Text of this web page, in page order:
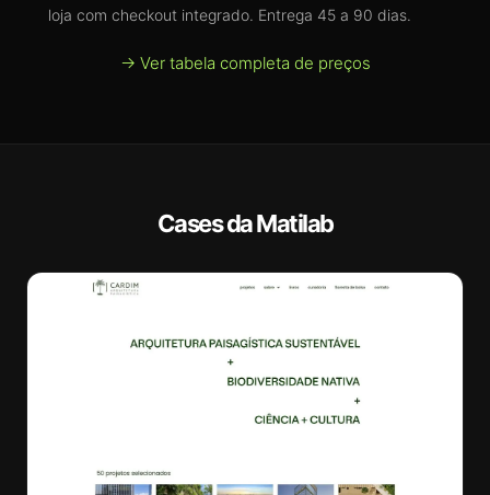
loja com checkout integrado. Entrega 45 a 90 dias.
→ Ver tabela completa de preços
Cases da Matilab